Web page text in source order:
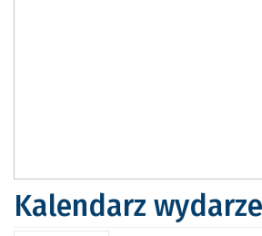
Kalendarz